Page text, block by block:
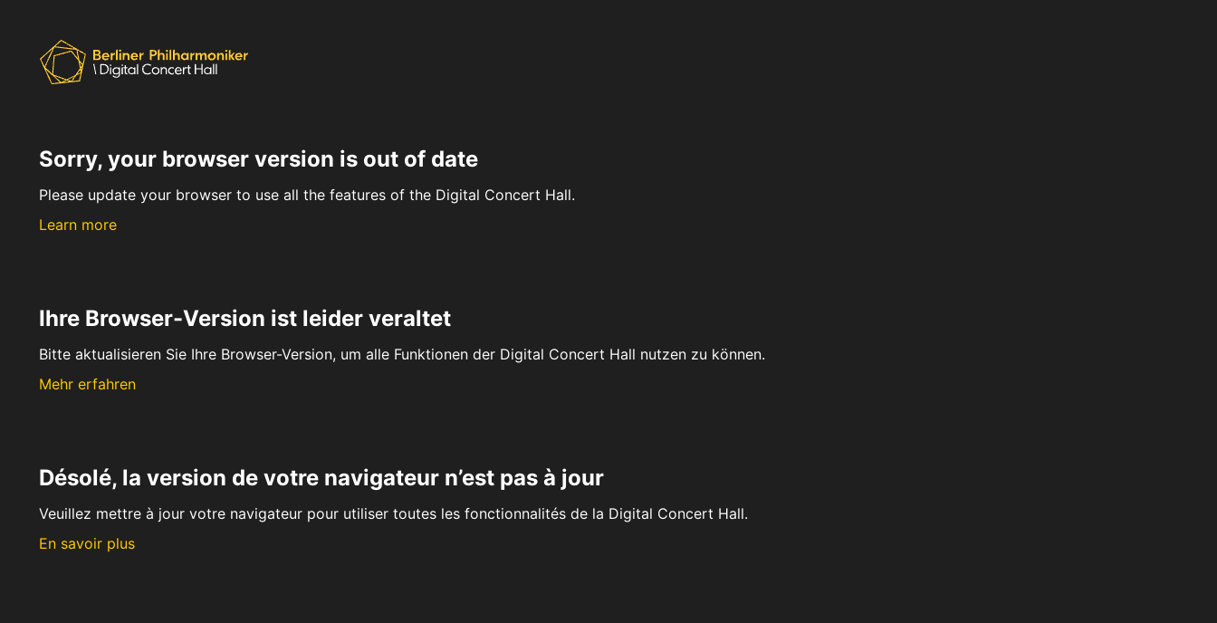
Sorry, your browser version is out of date
Please update your browser to use all the features of the Digital Concert Hall.
Learn more
Ihre Browser-Version ist leider veraltet
Bitte aktualisieren Sie Ihre Browser-Version, um alle Funktionen der Digital Concert Hall nutzen zu können.
Mehr erfahren
Désolé, la version de votre navigateur n’est pas à jour
Veuillez mettre à jour votre navigateur pour utiliser toutes les fonctionnalités de la Digital Concert Hall.
En savoir plus